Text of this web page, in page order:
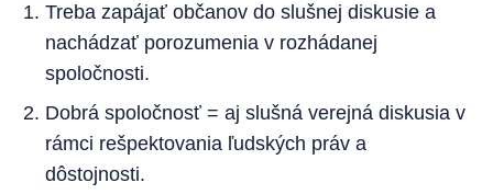
Treba zapájať občanov do slušnej diskusie a
nachádzať porozumenia v rozhádanej
spoločnosti.
Dobrá spoločnosť = aj slušná verejná diskusia v
rámci rešpektovania ľudských práv a
dôstojnosti.